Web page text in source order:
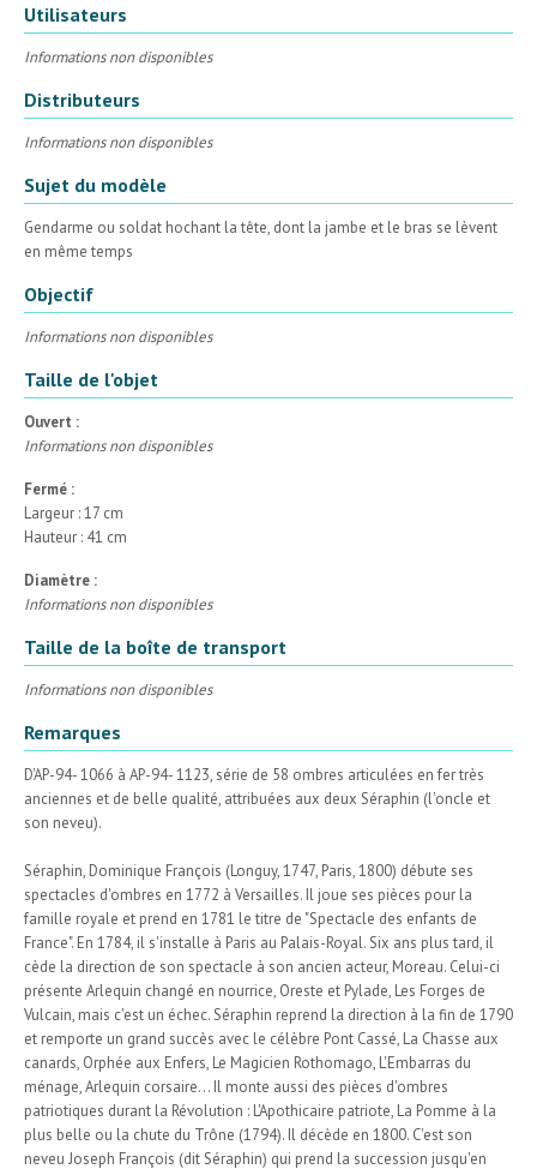
Utilisateurs
Informations non disponibles
Distributeurs
Informations non disponibles
Sujet du modèle
Gendarme ou soldat hochant la tête, dont la jambe et le bras se lèvent
en même temps
Objectif
Informations non disponibles
Taille de l'objet
Ouvert :
Informations non disponibles
Fermé :
Largeur : 17 cm
Hauteur : 41 cm
Diamètre :
Informations non disponibles
Taille de la boîte de transport
Informations non disponibles
Remarques
D'AP-94- 1066 à AP-94- 1123, série de 58 ombres articulées en fer très
anciennes et de belle qualité, attribuées aux deux Séraphin (l'oncle et
son neveu).
Séraphin, Dominique François (Longuy, 1747, Paris, 1800) débute ses
spectacles d'ombres en 1772 à Versailles. Il joue ses pièces pour la
famille royale et prend en 1781 le titre de "Spectacle des enfants de
France". En 1784, il s'installe à Paris au Palais-Royal. Six ans plus tard, il
cède la direction de son spectacle à son ancien acteur, Moreau. Celui-ci
présente Arlequin changé en nourrice, Oreste et Pylade, Les Forges de
Vulcain, mais c'est un échec. Séraphin reprend la direction à la fin de 1790
et remporte un grand succès avec le célèbre Pont Cassé, La Chasse aux
canards, Orphée aux Enfers, Le Magicien Rothomago, L'Embarras du
ménage, Arlequin corsaire... Il monte aussi des pièces d'ombres
patriotiques durant la Révolution : L'Apothicaire patriote, La Pomme à la
plus belle ou la chute du Trône (1794). Il décède en 1800. C'est son
neveu Joseph François (dit Séraphin) qui prend la succession jusqu'en